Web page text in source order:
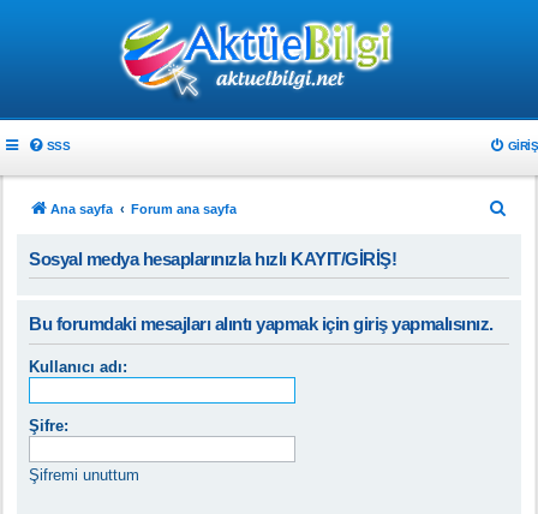
SSS GIRIŞ
Ana sayfa Forum ana sayfa
Sosyal medya hesaplarınızla hızlı KAYIT/GİRİŞ!
Bu forumdaki mesajları alıntı yapmak için giriş yapmalısınız.
Kullanıcı adı:
Şifre:
Şifremi unuttum